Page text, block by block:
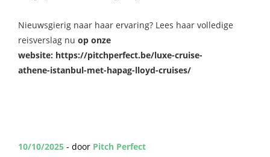
Nieuwsgierig naar haar ervaring? Lees haar volledige
reisverslag nu op onze
website: https://pitchperfect.be/luxe-cruise-
athene-istanbul-met-hapag-lloyd-cruises/
10/10/2025 - door Pitch Perfect